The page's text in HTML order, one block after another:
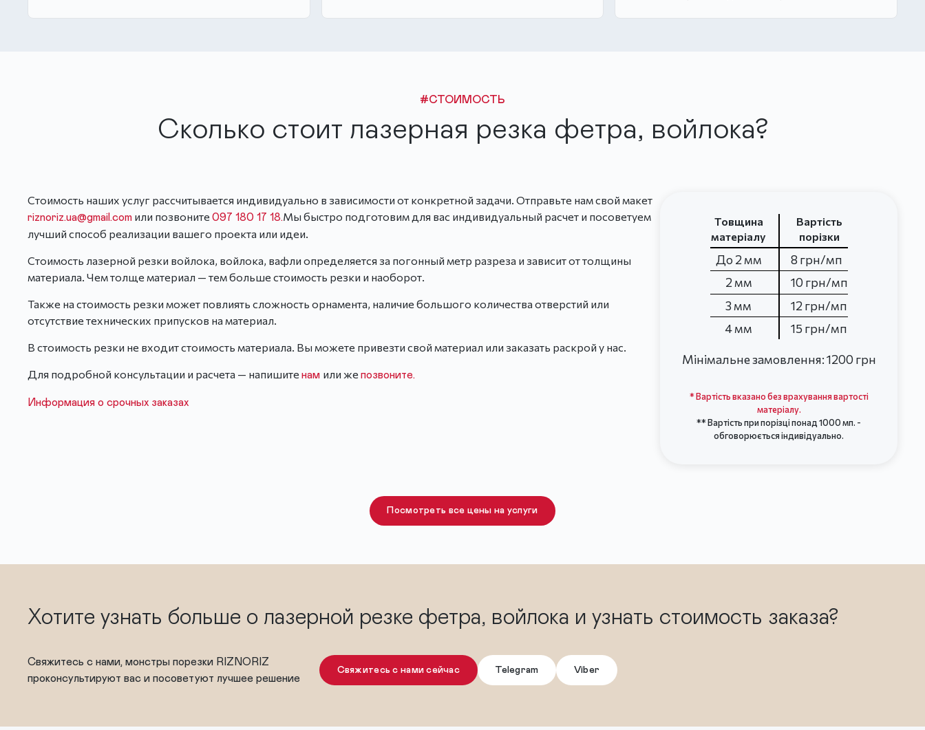
#СТОИМОСТЬ
Сколько стоит лазерная резка фетра, войлока?
Стоимость наших услуг рассчитывается индивидуально в зависимости от конкретной задачи. Отправьте нам свой макет
riznoriz.ua@gmail.com или позвоните 097 180 17 18.Мы быстро подготовим для вас индивидуальный расчет и посоветуем
лучший способ реализации вашего проекта или идеи.
Стоимость лазерной резки войлока, войлока, вафли определяется за погонный метр разреза и зависит от толщины
материала. Чем толще материал — тем больше стоимость резки и наоборот.
Также на стоимость резки может повлиять сложность орнамента, наличие большого количества отверстий или
отсутствие технических припусков на материал.
В стоимость резки не входит стоимость материала. Вы можете привезти свой материал или заказать раскрой у нас.
Для подробной консультации и расчета — напишите нам или же позвоните.
Информация о срочных заказах
Товщина
матеріалу
Вартість
порізки
До 2 мм
8 грн/мп
2 мм
10 грн/мп
3 мм
12 грн/мп
4 мм
15 грн/мп
Мінімальне замовлення: 1200 грн
* Вартість вказано без врахування вартості
матеріалу.
** Вартість при порізці понад 1000 мп. -
обговорюється індивідуально.
Посмотреть все цены на услуги
Хотите узнать больше о лазерной резке фетра, войлока и узнать стоимость заказа?
Свяжитесь с нами, монстры порезки RIZNORIZ
проконсультируют вас и посоветуют лучшее решение
Свяжитесь с нами сейчас Telegram Viber